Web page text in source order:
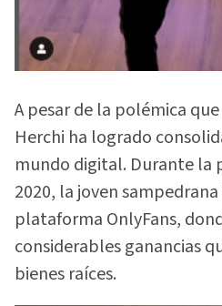
A pesar de la polémica
Herchi ha logrado
mundo digital. Durante la
2020, la joven
plataforma OnlyFans,
considerables ganancias
bienes raíces.